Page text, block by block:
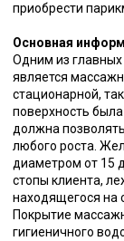
приобрести
Основная
Одним из
является
стационарной,
поверхность
должна
любого роста.
диаметром от 15
стопы клиента,
находящегося на
Покрытие
гигиеничного